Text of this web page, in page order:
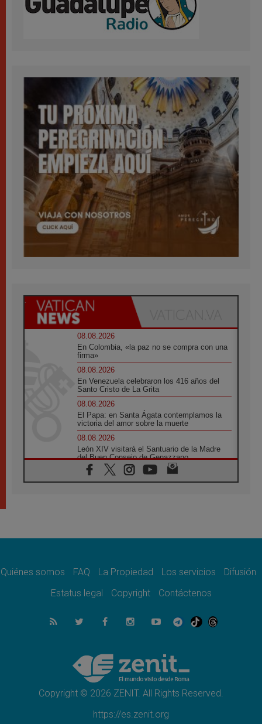
08.08.2026
En Colombia, «la paz no se compra con una
firma»
08.08.2026
En Venezuela celebraron los 416 años del
Santo Cristo de La Grita
08.08.2026
El Papa: en Santa Ágata contemplamos la
victoria del amor sobre la muerte
08.08.2026
León XIV visitará el Santuario de la Madre
del Buen Consejo de Genazzano
07.08.2026
Filipinas: el Vicariato Apostólico de Calapán
07.08.2026
07.08.2026
muertos en 300 días
Tagle: La guerra desfigura el mundo, solo la
revelación de Dios lo transfigura
Presentada la Trienal de Arte de las
Universidades Católicas: «Exercises in
Empathy»
Quiénes somos FAQ La Propiedad Los servicios
Difusión
Estatus legal
Copyright Contáctenos
Copyright © 2026 ZENIT. All Rights Reserved.
https://es.zenit.org